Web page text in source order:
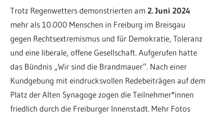
Trotz Regenwetters demonstrierten am2. Juni 2024
mehr als 10.000 Menschen in Freiburg im Breisgau
gegen Rechtsextremismus und für Demokratie, Toleranz
und eine liberale, offene Gesellschaft. Aufgerufen hatte
das Bündnis „Wir sind die Brandmauer“. Nach einer
Kundgebung mit eindrucksvollen Redebeiträgen auf dem
Platz der Alten Synagoge zogen die Teilnehmer*innen
friedlich durch die Freiburger Innenstadt. Mehr Fotos